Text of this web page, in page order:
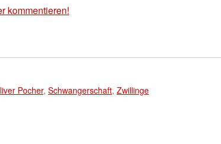
kommentieren!
Pocher, Schwangerschaft, Zwillinge